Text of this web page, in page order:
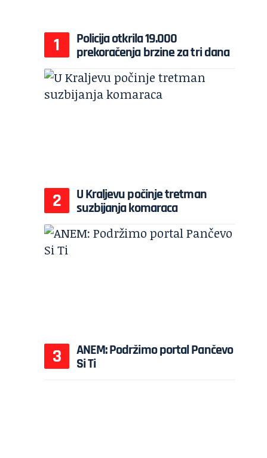
Policija otkrila 19.000
prekoračenja brzine za tri dana
U Kraljevu počinje tretman
suzbijanja komaraca
ANEM: Podržimo portal Pančevo
Si Ti